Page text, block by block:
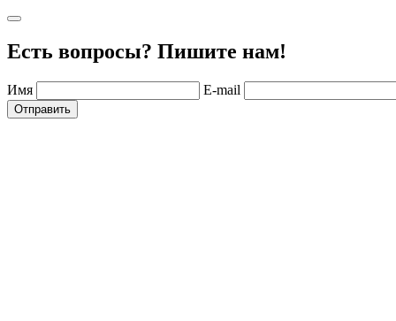
Есть вопросы? Пишите нам!
Имя E-mail